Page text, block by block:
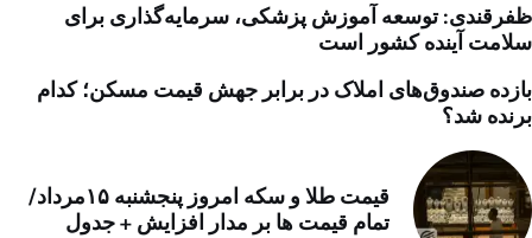
ظفرقندی: توسعه آموزش پزشکی، سرمایه‌گذاری برای
سلامت آینده کشور است
بازده صندوق‌های املاک در برابر جهش قیمت مسکن؛ کدام
برنده شد؟
قیمت طلا و سکه امروز پنجشنبه ۱۵مرداد/
تمام قیمت ها بر مدار افزایش + جدول